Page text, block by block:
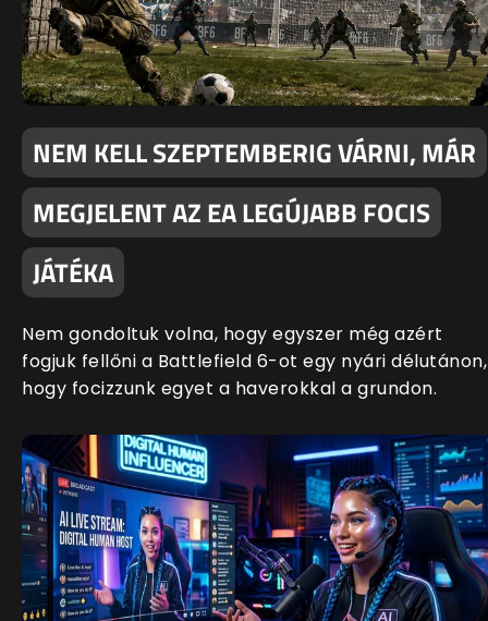
NEM KELL SZEPTEMBERIG VÁRNI, MÁR
MEGJELENT AZ EA LEGÚJABB FOCIS
JÁTÉKA
Nem gondoltuk volna, hogy egyszer még azért
fogjuk fellőni a Battlefield 6-ot egy nyári délutánon,
hogy focizzunk egyet a haverokkal a grundon.